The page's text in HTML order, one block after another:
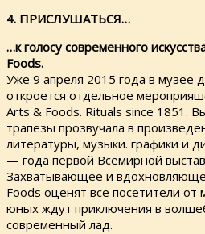
4. ПРИСЛУШАТЬСЯ…
…к голосу современного
Foods.
Уже 9 апреля 2015 года в музее
откроется отдельное
Arts & Foods. Rituals since 1851.
трапезы прозвучала в
литературы, музыки. графики и
— года первой Всемирной
Захватывающее и
Foods оценят все посетители от
юных ждут приключения в
современный лад.